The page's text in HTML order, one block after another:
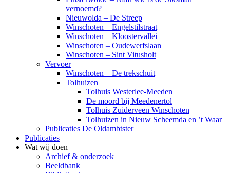
vernoemd?
Nieuwolda – De Streep
Winschoten – Engelstilstraat
Winschoten – Kloostervallei
Winschoten – Oudewerfslaan
Winschoten – Sint Vitusholt
Vervoer
Winschoten – De trekschuit
Tolhuizen
Tolhuis Westerlee-Meeden
De moord bij Meedenertol
Tolhuis Zuiderveen Winschoten
Tolhuizen in Nieuw Scheemda en ’t Waar
Publicaties De Oldambtster
Publicaties
Wat wij doen
Archief & onderzoek
Beeldbank